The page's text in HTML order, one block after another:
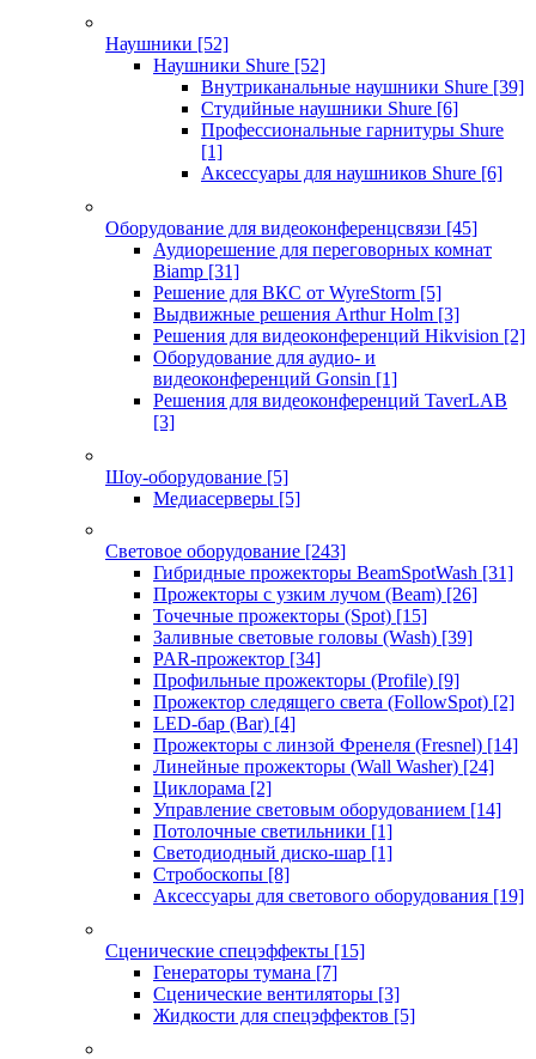
Наушники [52]
Наушники Shure [52]
Внутриканальные наушники Shure [39]
Студийные наушники Shure [6]
Профессиональные гарнитуры Shure
[1]
Аксессуары для наушников Shure [6]
Оборудование для видеоконференцсвязи [45]
Аудиорешение для переговорных комнат
Biamp [31]
Решение для ВКС от WyreStorm [5]
Выдвижные решения Arthur Holm [3]
Решения для видеоконференций Hikvision [2]
Оборудование для аудио- и
видеоконференций Gonsin [1]
Решения для видеоконференций TaverLAB
[3]
Шоу-оборудование [5]
Медиасерверы [5]
Световое оборудование [243]
Гибридные прожекторы BeamSpotWash [31]
Прожекторы с узким лучом (Beam) [26]
Точечные прожекторы (Spot) [15]
Заливные световые головы (Wash) [39]
PAR-прожектор [34]
Профильные прожекторы (Profile) [9]
Прожектор следящего света (FollowSpot) [2]
LED-бар (Bar) [4]
Прожекторы с линзой Френеля (Fresnel) [14]
Линейные прожекторы (Wall Washer) [24]
Циклорама [2]
Управление световым оборудованием [14]
Потолочные светильники [1]
Светодиодный диско-шар [1]
Стробоскопы [8]
Аксессуары для светового оборудования [19]
Сценические спецэффекты [15]
Генераторы тумана [7]
Сценические вентиляторы [3]
Жидкости для спецэффектов [5]